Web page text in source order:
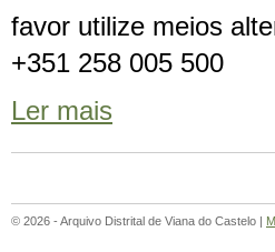
favor utilize meios
+351 258 005 500
Ler mais
© 2026 - Arquivo Distrital de Viana do Castelo |